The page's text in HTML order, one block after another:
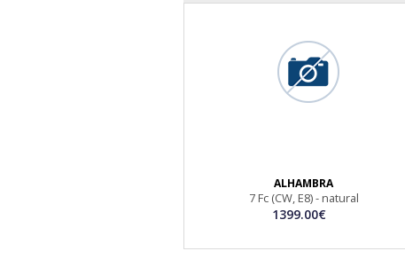
ALHAMBRA
7 Fc (CW, E8) - natural
1399.00€